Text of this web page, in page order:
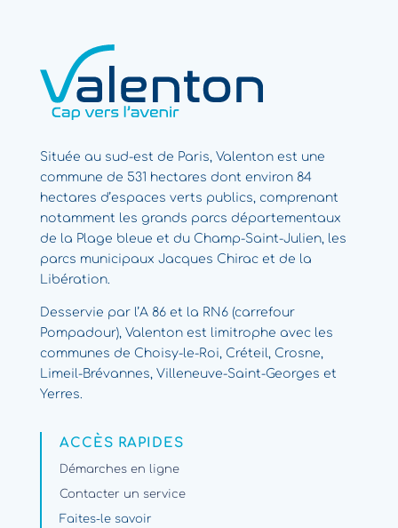
Située au sud-est de Paris, Valenton est une
commune de 531 hectares dont environ 84
hectares d’espaces verts publics, comprenant
notamment les grands parcs départementaux
de la Plage bleue et du Champ-Saint-Julien, les
parcs municipaux Jacques Chirac et de la
Libération.
Desservie par l’A 86 et la RN6 (carrefour
Pompadour), Valenton est limitrophe avec les
communes de Choisy-le-Roi, Créteil, Crosne,
Limeil-Brévannes, Villeneuve-Saint-Georges et
Yerres.
ACCÈS RAPIDES
Démarches en ligne
Contacter un service
Faites-le savoir